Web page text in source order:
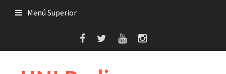
Menú Superior